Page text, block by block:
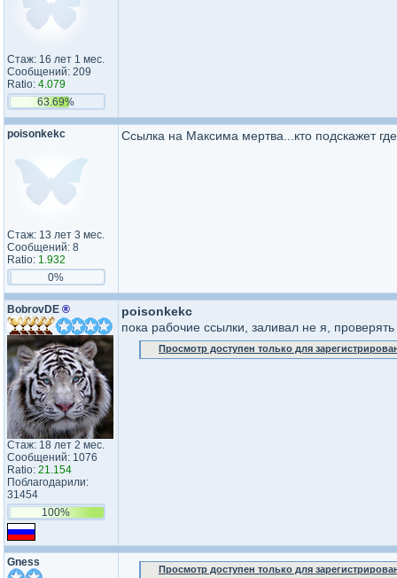
Стаж: 16 лет 1 мес.
Сообщений: 209
Ratio: 4.079
63.69%
poisonkekc
Стаж: 13 лет 3 мес.
Сообщений: 8
Ratio: 1.932
0%
Ссылка на Максима мертва...кто подскажет
BobrovDE ®
Стаж: 18 лет 2 мес.
Сообщений: 1076
Ratio: 21.154
Поблагодарили:
31454
100%
poisonkekc
пока рабочие ссылки, заливал не я,
Просмотр доступен только для
Gness
Просмотр доступен только для